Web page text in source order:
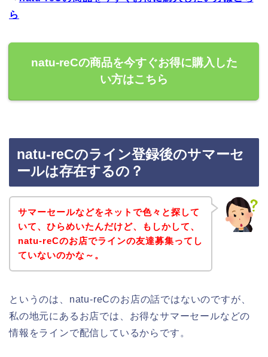
ら
natu-reCの商品を今すぐお得に購入した
い方はこちら
natu-reCのライン登録後のサマーセ
ールは存在するの？
サマーセールなどをネットで色々と探して
いて、ひらめいたんだけど、もしかして、
natu-reCのお店でラインの友達募集ってし
ていないのかな～。
というのは、natu-reCのお店の話ではないのですが、
私の地元にあるお店では、お得なサマーセールなどの
情報をラインで配信しているからです。